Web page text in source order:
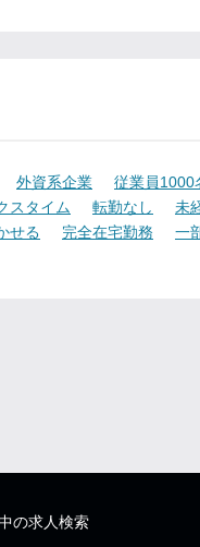
外資系企業 従業員1000
スタイム 転勤なし 未
せる 完全在宅勤務 一
の求人検索